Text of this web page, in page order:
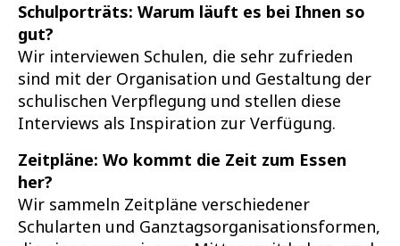
Schulporträts: Warum läuft es bei Ihnen so
gut?
Wir interviewen Schulen, die sehr zufrieden
sind mit der Organisation und Gestaltung der
schulischen Verpflegung und stellen diese
Interviews als Inspiration zur Verfügung.
Zeitpläne: Wo kommt die Zeit zum Essen
her?
Wir sammeln Zeitpläne verschiedener
Schularten und Ganztagsorganisationsformen,